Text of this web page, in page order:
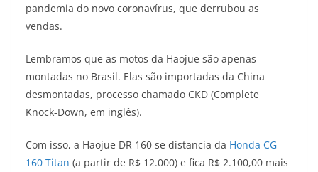
pandemia do novo coronavírus, que derrubou as
vendas.
Lembramos que as motos da Haojue são apenas
montadas no Brasil. Elas são importadas da China
desmontadas, processo chamado CKD (Complete
Knock-Down, em inglês).
Com isso, a Haojue DR 160 se distancia da Honda CG
160 Titan (a partir de R$ 12.000) e fica R$ 2.100,00 mais